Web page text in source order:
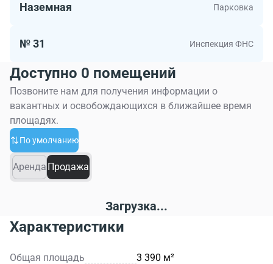
Наземная Парковка
№ 31 Инспекция ФНС
Доступно 0 помещений
Позвоните нам для получения информации о
вакантных и освобождающихся в ближайшее время
площадях.
По умолчанию
Аренда Продажа
Загрузка...
Характеристики
Общая площадь 3 390 м²